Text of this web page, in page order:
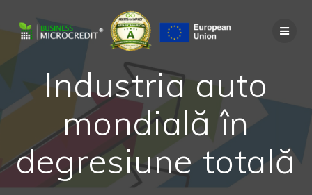
to
content
Industria auto
mondială în
degresiune totală